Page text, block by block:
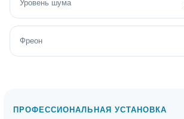
Уровень шума
Фреон
ПРОФЕССИОНАЛЬНАЯ УСТАНОВКА